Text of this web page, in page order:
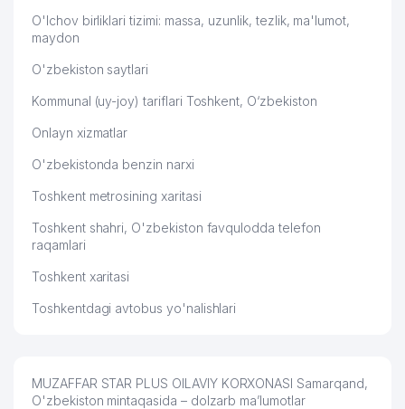
O'lchov birliklari tizimi: massa, uzunlik, tezlik, ma'lumot,
maydon
O'zbekiston saytlari
Kommunal (uy-joy) tariflari Toshkent, O‘zbekiston
Onlayn xizmatlar
O'zbekistonda benzin narxi
Toshkent metrosining xaritasi
Toshkent shahri, O'zbekiston favqulodda telefon
raqamlari
Toshkent xaritasi
Toshkentdagi avtobus yo'nalishlari
MUZAFFAR STAR PLUS OILAVIY KORXONASI Samarqand,
O'zbekiston mintaqasida – dolzarb ma’lumotlar